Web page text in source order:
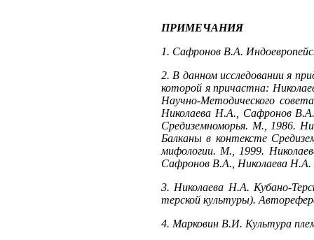
ПРИМЕЧАНИЯ
1. Сафронов В.А.
2. В данном исследовании я
которой я причастна:
Научно-Методического
Николаева Н.А., Сафронов
Средиземноморья. М., 1986.
Балканы в контексте
мифологии. М., 1999.
Сафронов В.А., Николаева
3. Николаева Н.А. Кубано-
терской культуры).
4. Марковин В.И. Культура